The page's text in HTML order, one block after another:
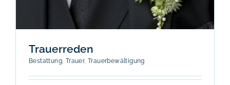
Trauerreden
Bestattung Trauer,Trauerbewältigung